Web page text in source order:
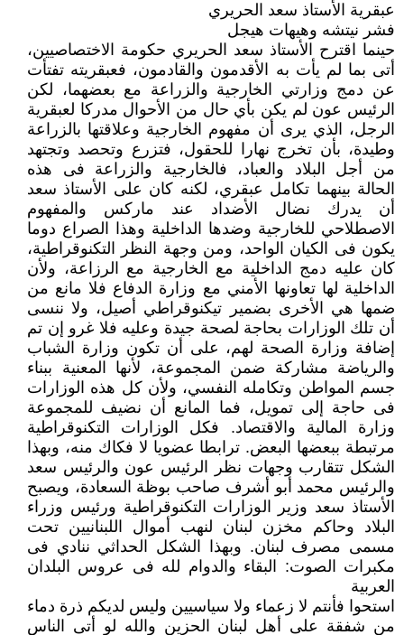
عبقرية الأستاذ سعد الحريري
فشر نيتشه وهيهات هيجل
حينما اقترح الأستاذ سعد الحريري حكومة الاختصاصيين،
أتى بما لم يأت به الأقدمون والقادمون، فعبقريته تفتأت
عن دمج وزارتي الخارجية والزراعة مع بعضهما، لكن
الرئيس عون لم يكن بأي حال من الأحوال مدركا لعبقرية
الرجل، الذي يرى أن مفهوم الخارجية وعلاقتها بالزراعة
وطيدة، بأن تخرج نهارا للحقول، فتزرع وتحصد وتجتهد
من أجل البلاد والعباد، فالخارجية والزراعة فى هذه
الحالة بينهما تكامل عبقري، لكنه كان على الأستاذ سعد
أن يدرك نضال الأضداد عند ماركس والمفهوم
الاصطلاحي للخارجية وضدها الداخلية وهذا الصراع دوما
يكون فى الكيان الواحد، ومن وجهة النظر التكنوقراطية،
كان عليه دمج الداخلية مع الخارجية مع الرزاعة، ولأن
الداخلية لها تعاونها الأمني مع وزارة الدفاع فلا مانع من
ضمها هي الأخرى بضمير تيكنوقراطي أصيل، ولا ننسى
أن تلك الوزارات بحاجة لصحة جيدة وعليه فلا غرو إن تم
إضافة وزارة الصحة لهم، على أن تكون وزارة الشباب
والرياضة مشاركة ضمن المجموعة، لأنها المعنية ببناء
جسم المواطن وتكامله النفسي، ولأن كل هذه الوزارات
فى حاجة إلى تمويل، فما المانع أن نضيف للمجموعة
وزارة المالية والاقتصاد. فكل الوزارات التكنوقراطية
مرتبطة ببعضها البعض. ترابطا عضويا لا فكاك منه، وبهذا
الشكل تتقارب وجهات نظر الرئيس عون والرئيس سعد
والرئيس محمد أبو أشرف صاحب بوظة السعادة، ويصبح
الأستاذ سعد وزير الوزارات التكنوقراطية ورئيس وزراء
البلاد وحاكم مخزن لبنان لنهب أموال اللبنانيين تحت
مسمى مصرف لبنان. وبهذا الشكل الحداثي ننادي فى
مكبرات الصوت: البقاء والدوام لله فى عروس البلدان
العربية
استحوا فأنتم لا زعماء ولا سياسيين وليس لديكم ذرة دماء
من شفقة على أهل لبنان الحزين والله لو أتى الناس